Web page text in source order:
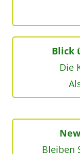
Blick
Die
Bleiben